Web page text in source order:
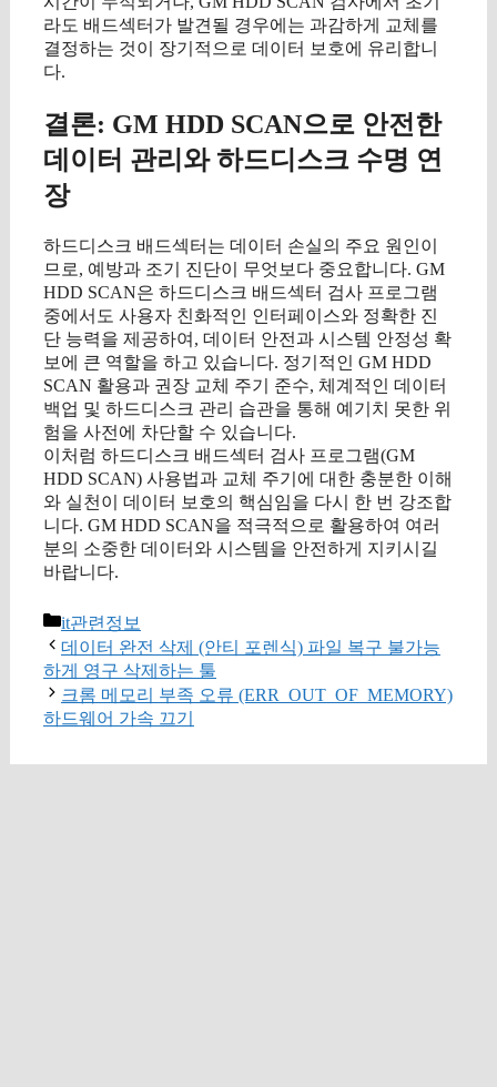
라도 배드섹터가 발견될 경우에는 과감하게 교체를
결정하는 것이 장기적으로 데이터 보호에 유리합니
다.
결론: GM HDD SCAN으로 안전한
데이터 관리와 하드디스크 수명 연
장
하드디스크 배드섹터는 데이터 손실의 주요 원인이
므로, 예방과 조기 진단이 무엇보다 중요합니다. GM
HDD SCAN은 하드디스크 배드섹터 검사 프로그램
중에서도 사용자 친화적인 인터페이스와 정확한 진
단 능력을 제공하여, 데이터 안전과 시스템 안정성 확
보에 큰 역할을 하고 있습니다. 정기적인 GM HDD
SCAN 활용과 권장 교체 주기 준수, 체계적인 데이터
백업 및 하드디스크 관리 습관을 통해 예기치 못한 위
험을 사전에 차단할 수 있습니다.
이처럼 하드디스크 배드섹터 검사 프로그램(GM
HDD SCAN) 사용법과 교체 주기에 대한 충분한 이해
와 실천이 데이터 보호의 핵심임을 다시 한 번 강조합
니다. GM HDD SCAN을 적극적으로 활용하여 여러
분의 소중한 데이터와 시스템을 안전하게 지키시길
바랍니다.
카
테
고
리
it관련정보
데이터 완전 삭제 (안티 포렌식) 파일 복구 불가능
하게 영구 삭제하는 툴
크롬 메모리 부족 오류 (ERR_OUT_OF_MEMORY)
하드웨어 가속 끄기